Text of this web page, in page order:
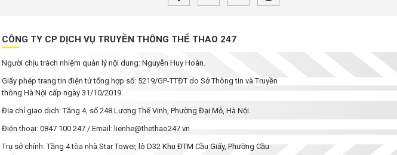
CÔNG TY CP DỊCH VỤ TRUYỀN THÔNG THỂ THAO 247
Người chịu trách nhiệm quản lý nội dung: Nguyễn Huy Hoàn.
Giấy phép trang tin điện tử tổng hợp số: 5219/GP-TTĐT do Sở Thông tin và Truyền
thông Hà Nội cấp ngày 31/10/2019.
Địa chỉ giao dịch: Tầng 4, số 248 Lương Thế Vinh, Phường Đại Mỗ, Hà Nội.
Điện thoại: 0847 100 247 / Email: lienhe@thethao247.vn
Trụ sở chính: Tầng 4 tòa nhà Star Tower, lô D32 Khu ĐTM Cầu Giấy, Phường Cầu